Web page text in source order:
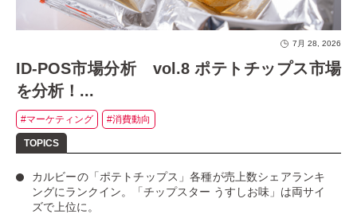
7月 28, 2026
ID-POS市場分析 vol.8 ポテトチップス市場
を分析！...
#マーケティング #消費動向
カルビーの「ポテトチップス」各種が売上数シェアランキ
ングにランクイン。
「チップスター うすしお味」 は両サイ
ズで上位に。